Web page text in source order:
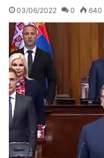
03/06/2022 0 640